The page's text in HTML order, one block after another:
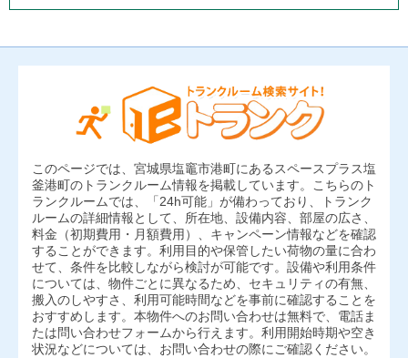
このページでは、宮城県塩竈市港町にあるスペースプラス塩
釜港町のトランクルーム情報を掲載しています。こちらのト
ランクルームでは、「24h可能」が備わっており、トランク
ルームの詳細情報として、所在地、設備内容、部屋の広さ、
料金（初期費用・月額費用）、キャンペーン情報などを確認
することができます。利用目的や保管したい荷物の量に合わ
せて、条件を比較しながら検討が可能です。設備や利用条件
については、物件ごとに異なるため、セキュリティの有無、
搬入のしやすさ、利用可能時間などを事前に確認することを
おすすめします。本物件へのお問い合わせは無料で、電話ま
たは問い合わせフォームから行えます。利用開始時期や空き
状況などについては、お問い合わせの際にご確認ください。